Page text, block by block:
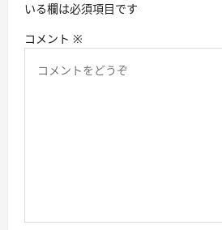
いる欄は必須項目です
コメント ※